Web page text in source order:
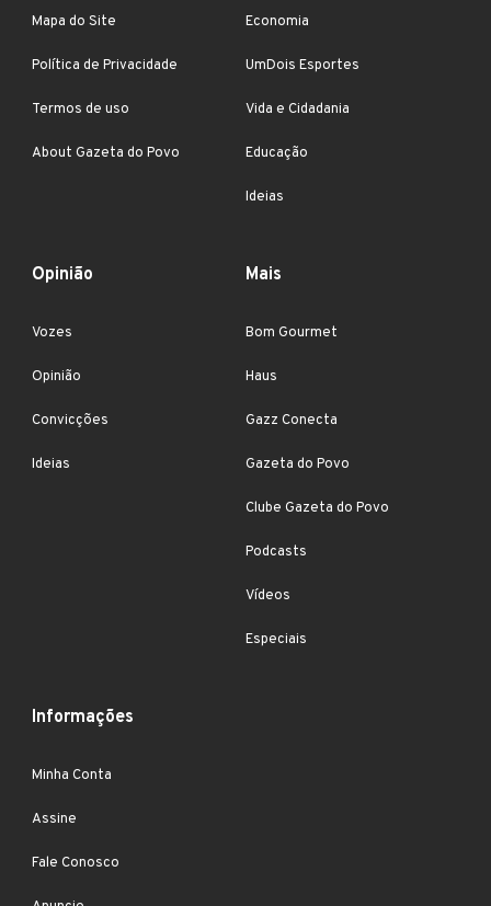
Mapa do Site
Política de Privacidade
Termos de uso
About Gazeta do Povo
Economia
UmDois Esportes
Vida e Cidadania
Educação
Ideias
Opinião
Vozes
Opinião
Convicções
Ideias
Mais
Bom Gourmet
Haus
Gazz Conecta
Gazeta do Povo
Clube Gazeta do Povo
Podcasts
Vídeos
Especiais
Informações
Minha Conta
Assine
Fale Conosco